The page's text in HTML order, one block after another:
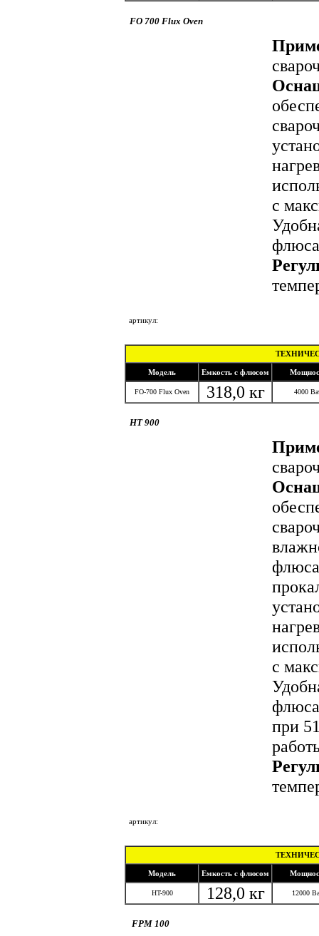
FO 700 Flux Oven
с
артикул:
Модель Емкость с флюсом
FO-700 Flux Oven 318,0 кг 4000
HT 900
с
при
артикул:
Модель Емкость с флюсом
HT-900 128,0 кг 12000
FPM 100